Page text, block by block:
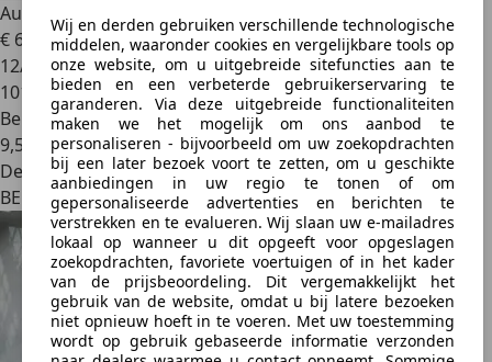
Wij en derden gebruiken verschillende technologische
middelen, waaronder cookies en vergelijkbare tools op
onze website, om u uitgebreide sitefuncties aan te
bieden en een verbeterde gebruikerservaring te
garanderen. Via deze uitgebreide functionaliteiten
maken we het mogelijk om ons aanbod te
personaliseren - bijvoorbeeld om uw zoekopdrachten
bij een later bezoek voort te zetten, om u geschikte
aanbiedingen in uw regio te tonen of om
gepersonaliseerde advertenties en berichten te
verstrekken en te evalueren. Wij slaan uw e-mailadres
lokaal op wanneer u dit opgeeft voor opgeslagen
zoekopdrachten, favoriete voertuigen of in het kader
van de prijsbeoordeling. Dit vergemakkelijkt het
gebruik van de website, omdat u bij latere bezoeken
niet opnieuw hoeft in te voeren. Met uw toestemming
wordt op gebruik gebaseerde informatie verzonden
Audi RS7 Sportback 4.0 V8 TFSI Quattro Performance Tip
€ 69.000
12/2016
101.000 km
Benzine
9,5 l/100 km (comb.)
Dealer
BE 6700